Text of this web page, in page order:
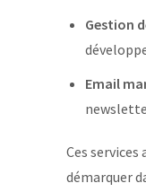
Gestion
Email
Ces
démarquer